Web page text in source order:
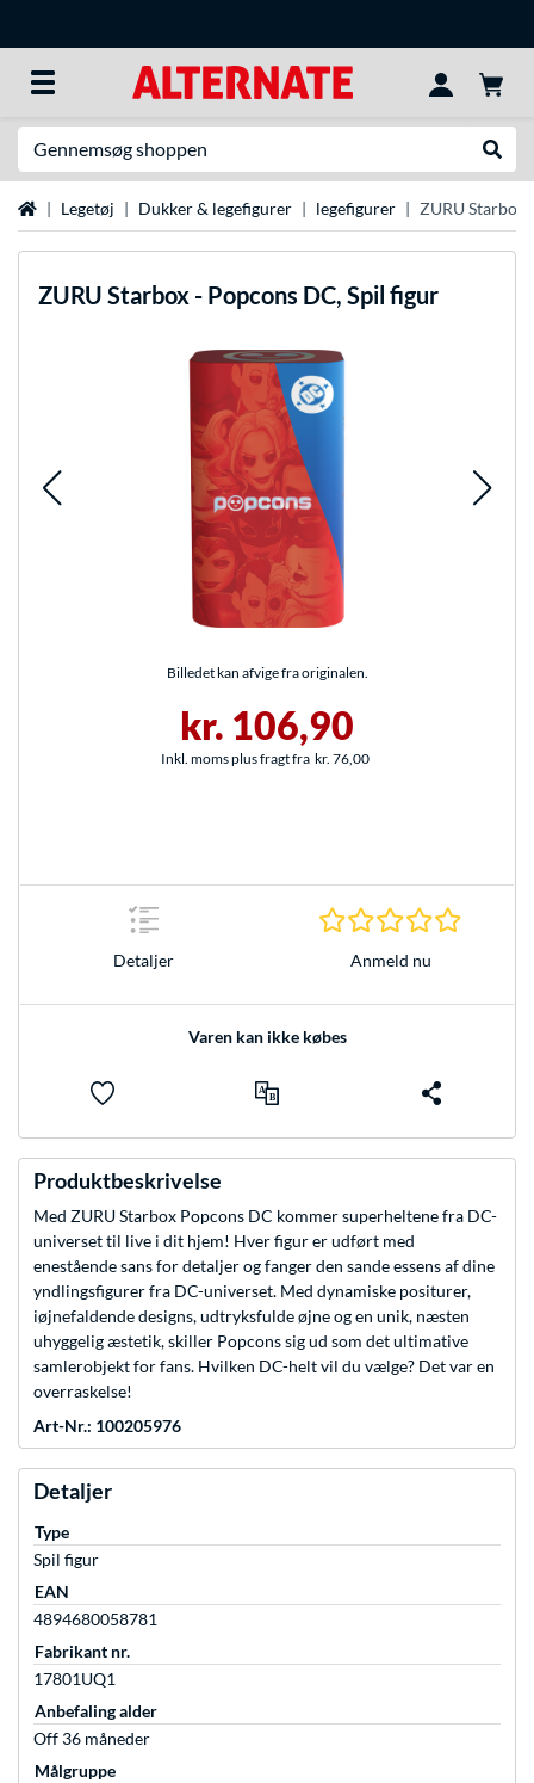
StartsideLegetøj Dukker & legefigurer legefigurer ZURU Starbox
ZURU Starbox - Popcons DC, Spil figur
Billedet kan afvige fra originalen.
kr. 106,90
Inkl. moms plus fragt fra kr. 76,00
Detaljer Anmeld nu
Varen kan ikke købes
Produktbeskrivelse
Med ZURU Starbox Popcons DC kommer superheltene fra DC-
universet til live i dit hjem! Hver figur er udført med
enestående sans for detaljer og fanger den sande essens af dine
yndlingsfigurer fra DC-universet. Med dynamiske positurer,
iøjnefaldende designs, udtryksfulde øjne og en unik, næsten
uhyggelig æstetik, skiller Popcons sig ud som det ultimative
samlerobjekt for fans. Hvilken DC-helt vil du vælge? Det var en
overraskelse!
Art-Nr.: 100205976
Detaljer
Type
Spil figur
EAN
4894680058781
Fabrikant nr.
17801UQ1
Anbefaling alder
Off 36 måneder
Målgruppe